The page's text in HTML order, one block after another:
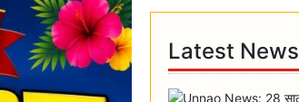
Latest News